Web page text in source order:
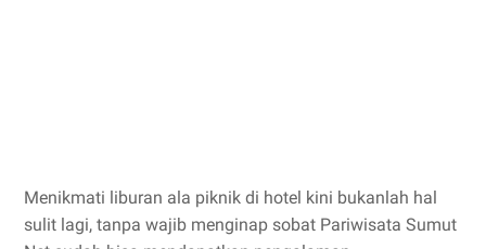
Menikmati liburan ala piknik di hotel kini bukanlah hal
sulit lagi, tanpa wajib menginap sobat Pariwisata Sumut